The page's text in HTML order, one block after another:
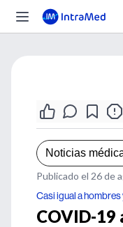
Noticias
Publicado el 26 de
Casi igual a
COVID-19